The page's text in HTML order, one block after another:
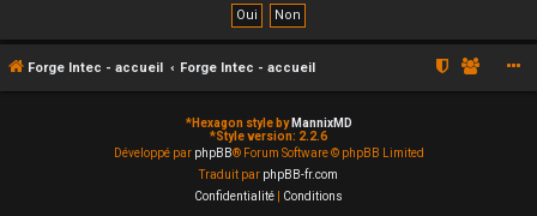
Forge Intec - accueil Forge Intec - accueil
*Hexagon style by MannixMD
*Style version: 2.2.6
Développé par phpBB® Forum Software © phpBB Limited
Traduit par phpBB-fr.com
Confidentialité
Conditions